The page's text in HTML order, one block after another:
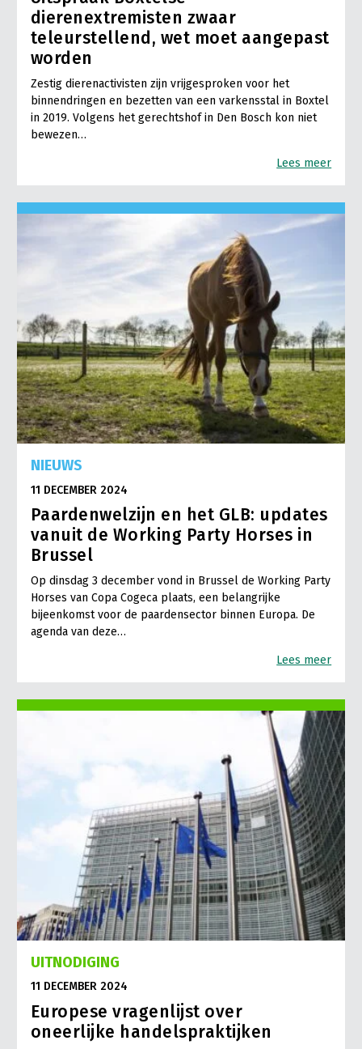
dierenextremisten zwaar
teleurstellend, wet moet aangepast
worden
Zestig dierenactivisten zijn vrijgesproken voor het
binnendringen en bezetten van een varkensstal in Boxtel
in 2019. Volgens het gerechtshof in Den Bosch kon niet
bewezen…
Lees meer
NIEUWS
11 DECEMBER 2024
Paardenwelzijn en het GLB: updates
vanuit de Working Party Horses in
Brussel
Op dinsdag 3 december vond in Brussel de Working Party
Horses van Copa Cogeca plaats, een belangrijke
bijeenkomst voor de paardensector binnen Europa. De
agenda van deze…
Lees meer
UITNODIGING
11 DECEMBER 2024
Europese vragenlijst over
oneerlijke handelspraktijken